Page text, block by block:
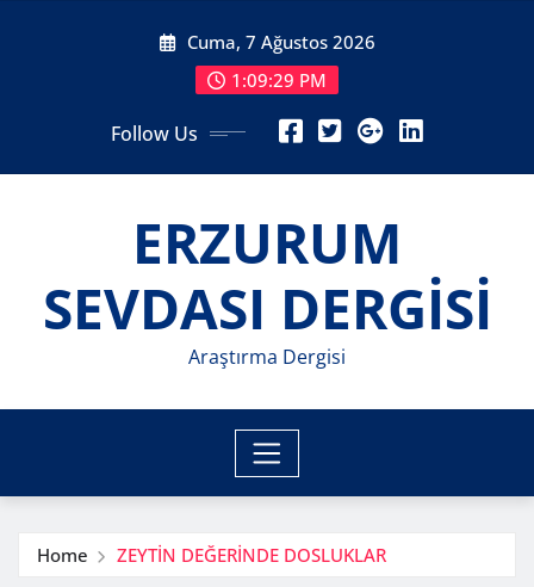
Cuma, 7 Ağustos 2026
1:09:31 PM
Follow Us
ERZURUM
SEVDASI DERGİSİ
Araştırma Dergisi
Home ZEYTİN DEĞERİNDE DOSLUKLAR